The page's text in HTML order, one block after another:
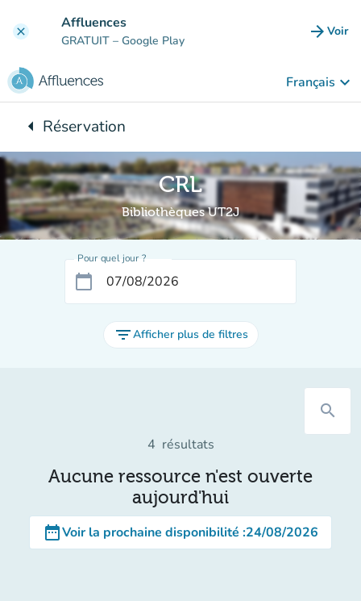
clear Affluences
GRATUIT – Google Play arrow_forward Voir
Français keyboard_arrow_down
arrow_leftRetour à :
Réservation
CRL
Bibliothèques UT2J
Pour quel jour ?
calendar_today
filter_listAfficher plus de filtres
search
4 résultats
Aucune ressource n'est ouverte
aujourd'hui
date_rangeVoir la prochaine disponibilité :24/08/2026